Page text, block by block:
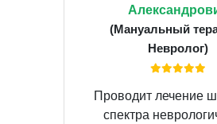
(Мануальный
Невролог)
Проводит лечение
спектра